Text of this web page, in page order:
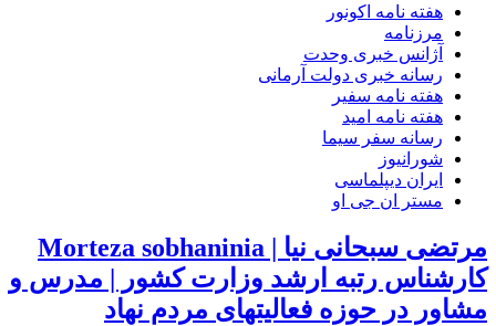
هفته نامه اکونور
مرزنامه
آژانس خبری وحدت
رسانه خبری دولت آرمانی
هفته نامه سفیر
هفته نامه امید
رسانه سفر سیما
شورانیوز
ایران دیپلماسی
مستر ان جی او
مرتضی سبحانی نیا | Morteza sobhaninia
کارشناس رتبه ارشد وزارت کشور | مدرس و
مشاور در حوزه فعالیتهای مردم نهاد